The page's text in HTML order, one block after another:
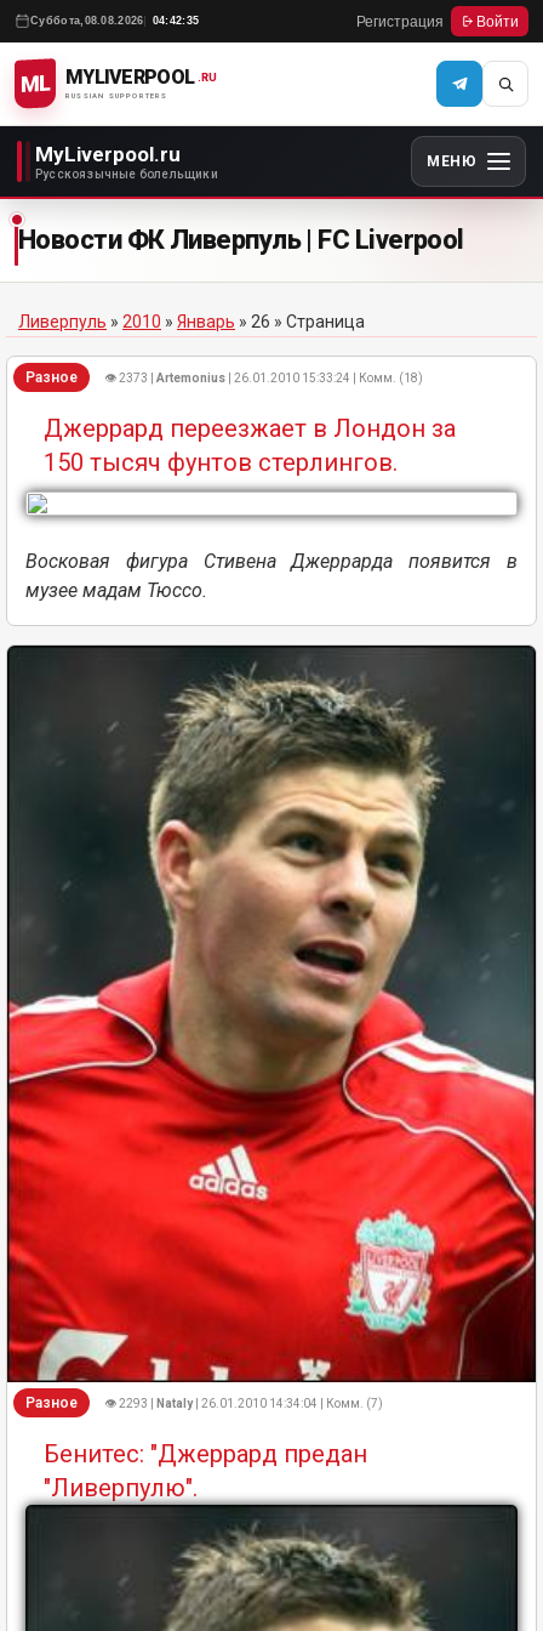
Суббота, 08.08.2026 04:42:35 Регистрация Войти
ML MYLIVERPOOL
RUSSIAN SUPPORTERS
.RU
MyLiverpool.ru
Русскоязычные болельщики
МЕНЮ
Новости ФК Ливерпуль | FC Liverpool
Ливерпуль » 2010 » Январь » 26 » Страница
Разное 👁 2373 | Artemonius | 26.01.2010 15:33:24 | Комм. (18)
Джеррард переезжает в Лондон за
150 тысяч фунтов стерлингов.
Восковая фигура Стивена Джеррарда появится в
музее мадам Тюссо.
Разное 👁 2293 | Nataly| 26.01.2010 14:34:04 | Комм. (7)
Бенитес: "Джеррард предан
"Ливерпулю".